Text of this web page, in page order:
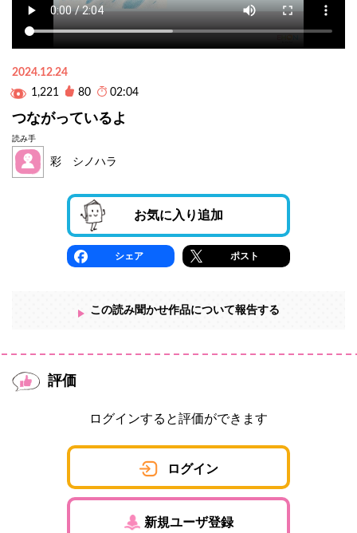
2024.12.24
1,221
80 02:04
つながっているよ
読み手
彩 シノハラ
お気に入り追加
シェア ポスト
この読み聞かせ作品について報告する
評価
ログインすると評価ができます
ログイン
新規ユーザ登録